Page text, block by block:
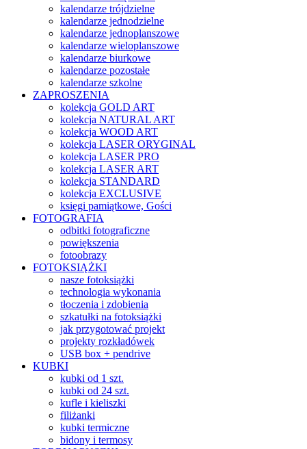
kalendarze trójdzielne
kalendarze jednodzielne
kalendarze jednoplanszowe
kalendarze wieloplanszowe
kalendarze biurkowe
kalendarze pozostałe
kalendarze szkolne
ZAPROSZENIA
kolekcja GOLD ART
kolekcja NATURAL ART
kolekcja WOOD ART
kolekcja LASER ORYGINAL
kolekcja LASER PRO
kolekcja LASER ART
kolekcja STANDARD
kolekcja EXCLUSIVE
księgi pamiątkowe, Gości
FOTOGRAFIA
odbitki fotograficzne
powiększenia
fotoobrazy
FOTOKSIĄŻKI
nasze fotoksiążki
technologia wykonania
tłoczenia i zdobienia
szkatułki na fotoksiążki
jak przygotować projekt
projekty rozkładówek
USB box + pendrive
KUBKI
kubki od 1 szt.
kubki od 24 szt.
kufle i kieliszki
filiżanki
kubki termiczne
bidony i termosy